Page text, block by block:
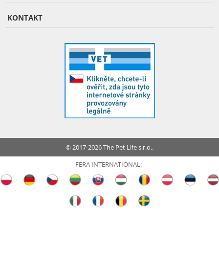
KONTAKT
© 2017-2026 The Pet Life s.r.o..
FERA INTERNATIONAL: